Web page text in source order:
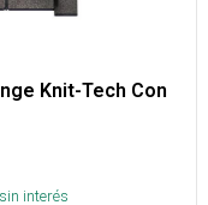
Knit-Tech Con
sin interés